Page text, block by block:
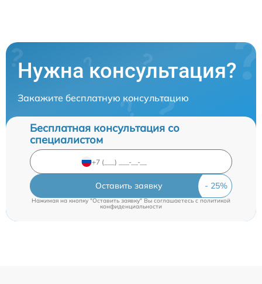
Нужна консультация?
Закажите бесплатную консультацию
Бесплатная консультация со
специалистом
Оставить заявку
Нажимая на кнопку "Оставить заявку" Вы соглашаетесь cполитикой
конфиденциальности